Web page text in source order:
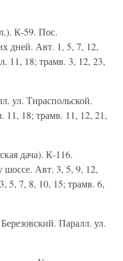
К-59. Пос.
дней. Авт. 1, 5, 7, 12,
11, 18; трамв. 3, 12, 23,
ул. Тираспольской.
11, 18; трамв. 11, 12, 21,
дача). К-116.
шоссе. Авт. 3, 5, 9, 12,
5, 7, 8, 10, 15; трамв. 6,
Паралл. ул.